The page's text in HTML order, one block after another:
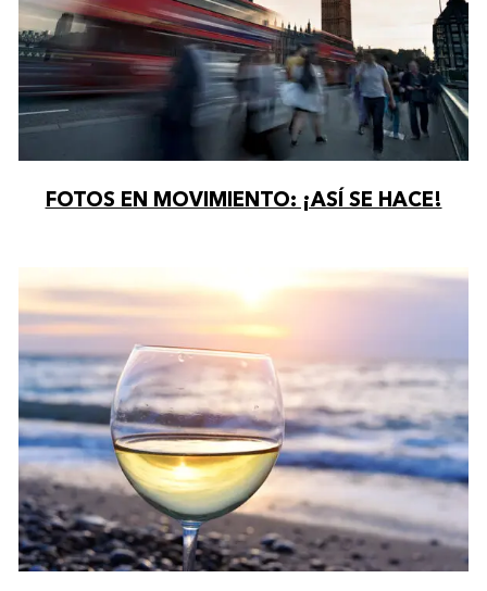
FOTOS EN MOVIMIENTO: ¡ASÍ SE HACE!